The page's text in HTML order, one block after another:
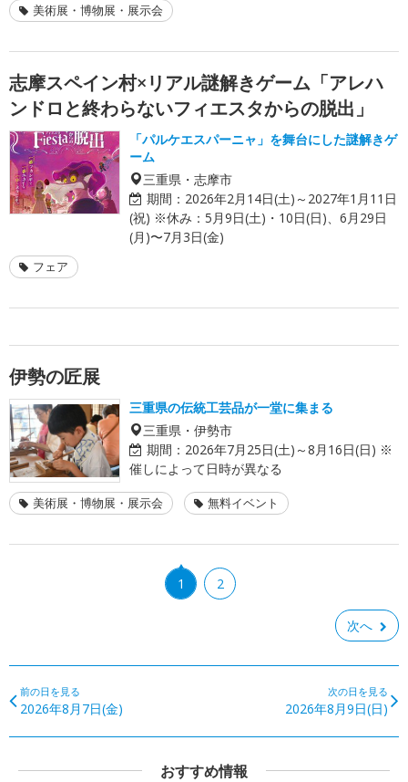
美術展・博物展・展示会
志摩スペイン村×リアル謎解きゲーム「アレハ
ンドロと終わらないフィエスタからの脱出」
「パルケエスパーニャ」を舞台にした謎解きゲ
ーム
三重県・志摩市
期間： 2026年2月14日(土)～2027年1月11日
(祝) ※休み：5月9日(土)・10日(日)、6月29日
(月)〜7月3日(金)
フェア
伊勢の匠展
三重県の伝統工芸品が一堂に集まる
三重県・伊勢市
期間： 2026年7月25日(土)～8月16日(日) ※
催しによって日時が異なる
美術展・博物展・展示会 無料イベント
1 2
次へ
前の日を見る
2026年8月7日(金)
次の日を見る
2026年8月9日(日)
おすすめ情報